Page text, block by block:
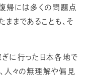
帰には多くの問題点
まであることも、そ
に行った日本各地で
人々の無理解や偏見